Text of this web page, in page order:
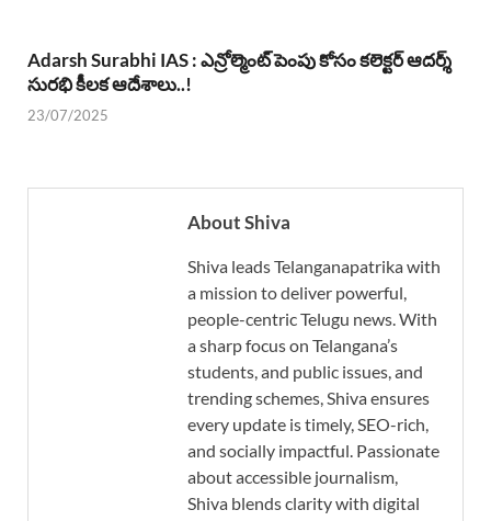
Adarsh Surabhi IAS : ఎన్రోల్మెంట్ పెంపు కోసం కలెక్టర్ ఆదర్శ్
సురభి కీలక ఆదేశాలు..!
23/07/2025
About Shiva
Shiva leads Telanganapatrika with
a mission to deliver powerful,
people-centric Telugu news. With
a sharp focus on Telangana’s
students, and public issues, and
trending schemes, Shiva ensures
every update is timely, SEO-rich,
and socially impactful. Passionate
about accessible journalism,
Shiva blends clarity with digital